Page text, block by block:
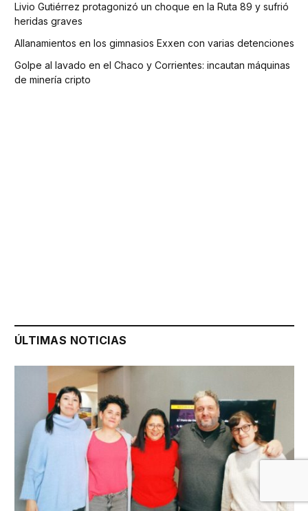
Livio Gutiérrez protagonizó un choque en la Ruta 89 y sufrió
heridas graves
Allanamientos en los gimnasios Exxen con varias detenciones
Golpe al lavado en el Chaco y Corrientes: incautan máquinas
de minería cripto
ÚLTIMAS NOTICIAS